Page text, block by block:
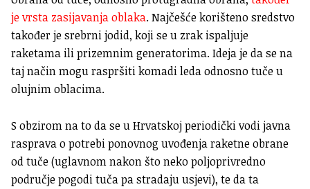
je vrsta zasijavanja oblaka. Najčešće korišteno sredstvo
također je srebrni jodid, koji se u zrak ispaljuje
raketama ili prizemnim generatorima. Ideja je da se na
taj način mogu raspršiti komadi leda odnosno tuče u
olujnim oblacima.
S obzirom na to da se u Hrvatskoj periodički vodi javna
rasprava o potrebi ponovnog uvođenja raketne obrane
od tuče (uglavnom nakon što neko poljoprivredno
područje pogodi tuča pa stradaju usjevi), te da ta